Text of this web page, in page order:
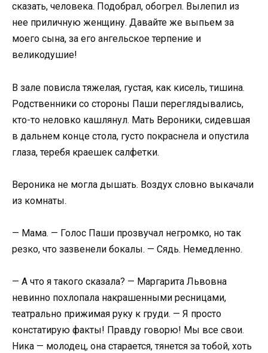
сказать, человека. Подобрал, обогрел. Вылепил из
нее приличную женщину. Давайте же выпьем за
моего сына, за его ангельское терпение и
великодушие!
В зале повисла тяжелая, густая, как кисель, тишина.
Родственники со стороны Паши переглядывались,
кто-то неловко кашлянул. Мать Вероники, сидевшая
в дальнем конце стола, густо покраснела и опустила
глаза, теребя краешек салфетки.
Вероника не могла дышать. Воздух словно выкачали
из комнаты.
— Мама. — Голос Паши прозвучал негромко, но так
резко, что зазвенели бокалы. — Сядь. Немедленно.
— А что я такого сказала? — Маргарита Львовна
невинно похлопала накрашенными ресницами,
театрально прижимая руку к груди. — Я просто
констатирую факты! Правду говорю! Мы все свои.
Ника — молодец, она старается, тянется за тобой, хоть